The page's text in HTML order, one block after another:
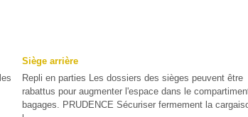
Siège arrière
Repli en parties Les dossiers des sièges peuvent être
rabattus pour augmenter l'espace dans le
bagages. PRUDENCE Sécuriser fermement la